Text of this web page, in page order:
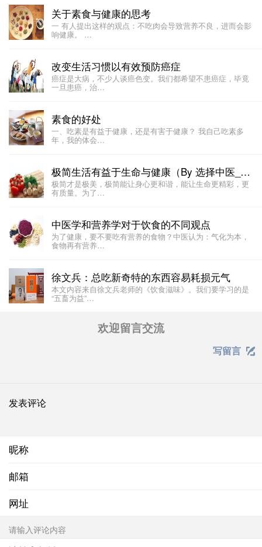
关于素食与健康的思考
一 有人提出这样的观点：不吃肉会导致营养不良，进而会影
响健康。 …
改变生活习惯以有效预防癌症
癌症是大病，不少人谈癌色变。我们都希望不患癌症，毕竟
一旦患癌，治…
素食的好处
一、吃素是有益于健康，还是有害于健康？ 我自己吃素多
年，我的体会…
极简生活有益于生命与健康（By 选择中医__董洪涛）
极简才是极美，极简能让身心更和谐，能让生命更精彩，更
有质量。为了…
中医学和营养学对于饮食的不同观点
为了健康，要不要吃有营养的食物？中医认为：气化为本，
食物再有营养…
徐文兵：总吃新奇特的东西容易耗损元气
本文内容来自徐文兵老师的《饮食滋味》。我们要学习的是
“五畜为益”…
欢迎留言交流
写留言 
发表评论
昵称
邮箱
网址
请输入评论内容